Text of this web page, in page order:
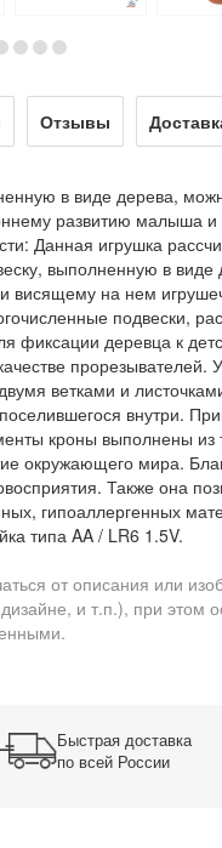
Отзывы
в виде дерева,
развитию малыша
Данная игрушка
выполненную в виде
висящему на нем
подвески,
фиксации деревца к
ветками и
внутри.
кроны выполнены из
окружающего мира.
Также она
гипоаллергенных
типа AA / LR6 1.5V.
от описания или
и т.п.), при
Быстрая доставка
по всей России